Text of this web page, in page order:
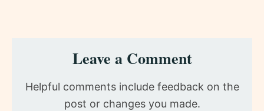
InteractionsLeave a Comment
Helpful comments include feedback on the
post or changes you made.